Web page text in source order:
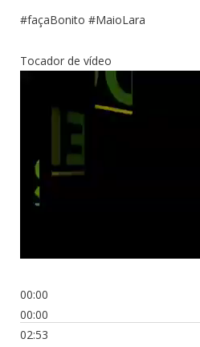
#façaBonito #MaioLara
Tocador de vídeo
00:00
00:00
02:53